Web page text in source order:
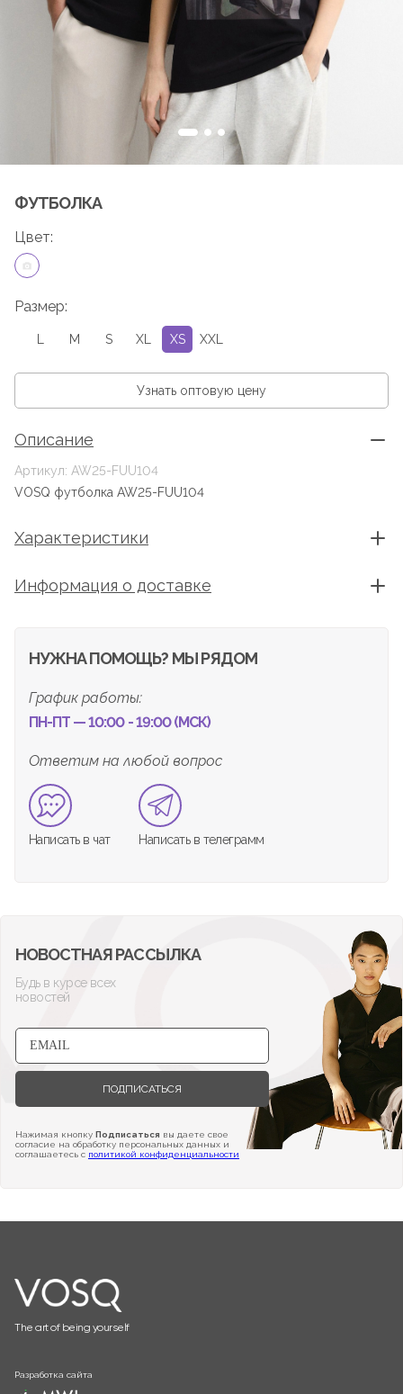
ФУТБОЛКА
Цвет:
Размер:
L M S XL XS XXL
Узнать оптовую цену
Описание
Артикул: AW25-FUU104
VOSQ футболка AW25-FUU104
Характеристики
Информация о доставке
НУЖНА ПОМОЩЬ? МЫ РЯДОМ
График работы:
ПН-ПТ — 10:00 - 19:00 (МСК)
Ответим на любой вопрос
Написать в чат Написать в телеграмм
НОВОСТНАЯ РАССЫЛКА
Будь в курсе всех
новостей
ПОДПИСАТЬСЯ
Нажимая кнопку Подписаться вы даете свое
согласие на обработку персональных данных и
соглашаетесь с политикой конфиденциальности
The art of being yourself
Разработка сайта